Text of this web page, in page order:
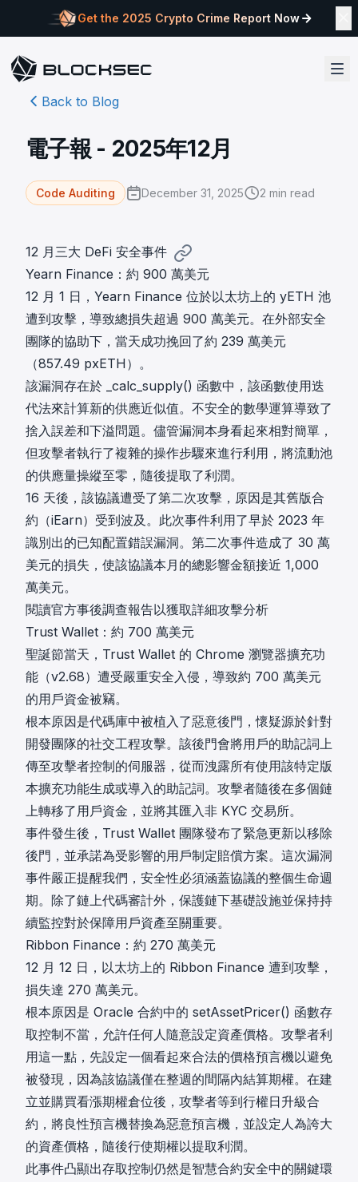
Get the 2025 Crypto Crime Report Now
Back to Blog
電子報 - 2025年12月
Code Auditing December 31, 2025 2 min read
12 月三大 DeFi 安全事件
Yearn Finance：約 900 萬美元
12 月 1 日， Yearn Finance 位於以太坊上的 yETH 池
遭到攻擊 ，導致總損失超過 900 萬美元。在外部安全
團隊的協助下，當天成功挽回了約 239 萬美元
（857.49 pxETH）。
該漏洞存在於 _calc_supply() 函數中，該函數使用迭
代法來計算新的供應近似值。不安全的數學運算導致了
捨入誤差和下溢問題。儘管漏洞本身看起來相對簡單，
但攻擊者執行了複雜的操作步驟來進行利用，將流動池
的供應量操縱至零，隨後提取了利潤。
16 天後，該協議遭受了第二次攻擊，原因是其舊版合
約（iEarn）受到波及。此次事件利用了早於 2023 年
識別出的已知配置錯誤漏洞。第二次事件造成了 30 萬
美元的損失，使該協議本月的總影響金額接近 1,000
萬美元。
閱讀官方事後調查報告以獲取詳細攻擊分析
Trust Wallet：約 700 萬美元
聖誕節當天， Trust Wallet 的 Chrome 瀏覽器擴充功
能（v2.68）遭受嚴重安全入侵，導致約 700 萬美元
的用戶資金被竊。
根本原因是代碼庫中被植入了惡意後門，懷疑源於針對
開發團隊的社交工程攻擊。該後門會將用戶的助記詞上
傳至攻擊者控制的伺服器，從而洩露所有使用該特定版
本擴充功能生成或導入的助記詞。攻擊者隨後在多個鏈
上轉移了用戶資金，並將其匯入非 KYC 交易所。
事件發生後，Trust Wallet 團隊發布了緊急更新以移除
後門，並承諾為受影響的用戶制定賠償方案。這次漏洞
事件嚴正提醒我們，安全性必須涵蓋協議的整個生命週
期。除了鏈上代碼審計外，保護鏈下基礎設施並保持持
續監控對於保障用戶資產至關重要。
Ribbon Finance：約 270 萬美元
12 月 12 日，以太坊上的 Ribbon Finance 遭到攻擊，
損失達 270 萬美元。
根本原因是 Oracle 合約中的 setAssetPricer() 函數存
取控制不當，允許任何人隨意設定資產價格。攻擊者利
用這一點，先設定一個看起來合法的價格預言機以避免
被發現，因為該協議僅在整週的間隔內結算期權。在建
立並購買看漲期權倉位後，攻擊者等到行權日升級合
約，將良性預言機替換為惡意預言機，並設定人為誇大
的資產價格，隨後行使期權以提取利潤。
此事件凸顯出存取控制仍然是智慧合約安全中的關鍵環